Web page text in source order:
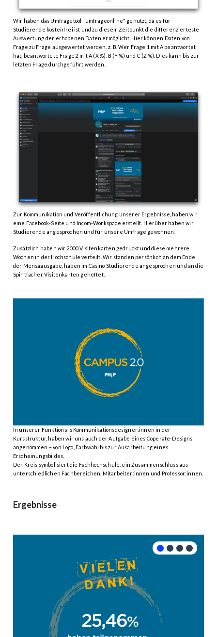
Wir haben das Umfragetool "umfrageonline" genutzt, da es für
Studierende kostenfrei ist und zu diesem Zeitpunkt die differenzierteste
Auswertung der erhobenen Daten ermöglicht. Hier können Daten von
Frage zu Frage ausgewertet werden. z. B. Wer Frage 1 mit A beantwortet
hat, beantwortete Frage 2 mit A (X %), B (Y %) und C (Z %). Dies kann bis zur
letzten Frage durchgeführt werden.
Zur Kommunikation und Veröffentlichung unserer Ergebnisse, haben wir
eine Facebook-Seite und Incom-Workspace erstellt. Hierüber haben wir
Studierende angesprochen und für unsere Umfrage gewonnen.
Zusätzlich haben wir 2000 Visitenkarten gedruckt und diese mehrere
Wochen in der Hochschule verteilt. Wir standen persönlich an dem Ende
der Mensaausgabe, haben im Casino Studierende angesprochen und an die
Spintfächer Visitenkarten geheftet.
In unserer Funktion als Kommunikationsdesigner:innen in der
Kursstruktur, haben wir uns auch der Aufgabe eines Coperate-Designs
angenommen – von Logo, Farbwahl bis zur Ausarbeitung eines
Erscheinungsbildes.
Der Kreis symbolisiert die Fachhochschule, ein Zusammenschluss aus
unterschiedlichen Fachbereichen, Mitarbeiter:innen und Professor:innen.
Ergebnisse